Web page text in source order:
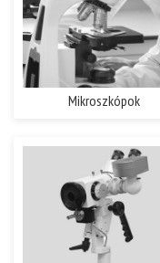
Mikroszkópok